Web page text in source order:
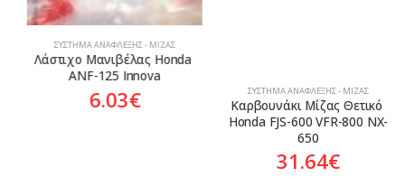
ΣΎΣΤΗΜΑ ΑΝΆΦΛΕΞΗΣ - ΜΊΖΑΣ
Λάστιχο Μανιβέλας Honda
ANF-125 Innova
6.03€ ΣΎΣΤΗΜΑ ΑΝΆΦΛΕΞΗΣ - ΜΊΖΑΣ
Καρβουνάκι Μίζας Θετικό
Honda FJS-600 VFR-800 NX-
650
31.64€